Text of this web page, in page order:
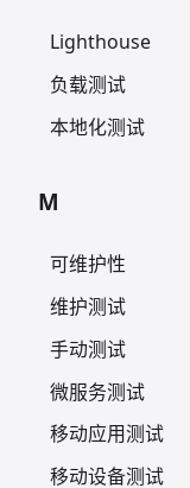
Lighthouse
负载测试
本地化测试
M
可维护性
维护测试
手动测试
微服务测试
移动应用测试
移动设备测试